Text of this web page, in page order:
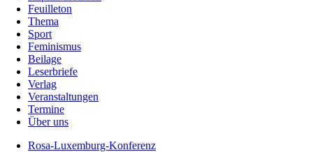
Feuilleton
Thema
Sport
Feminismus
Beilage
Leserbriefe
Verlag
Veranstaltungen
Termine
Über uns
Rosa-Luxemburg-Konferenz